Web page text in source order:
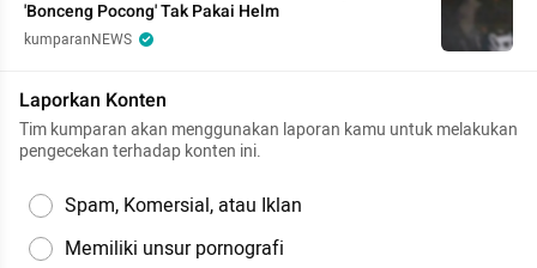
'Bonceng Pocong' Tak Pakai Helm
kumparanNEWS
Laporkan Konten
Tim kumparan akan menggunakan laporan kamu untuk melakukan
pengecekan terhadap konten ini.
Spam, Komersial, atau Iklan
Memiliki unsur pornografi